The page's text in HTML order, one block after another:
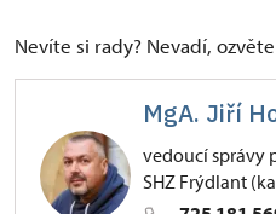
Nevíte si rady? Nevadí,
MgA. Jiří
vedoucí správy
SHZ Frýdlant